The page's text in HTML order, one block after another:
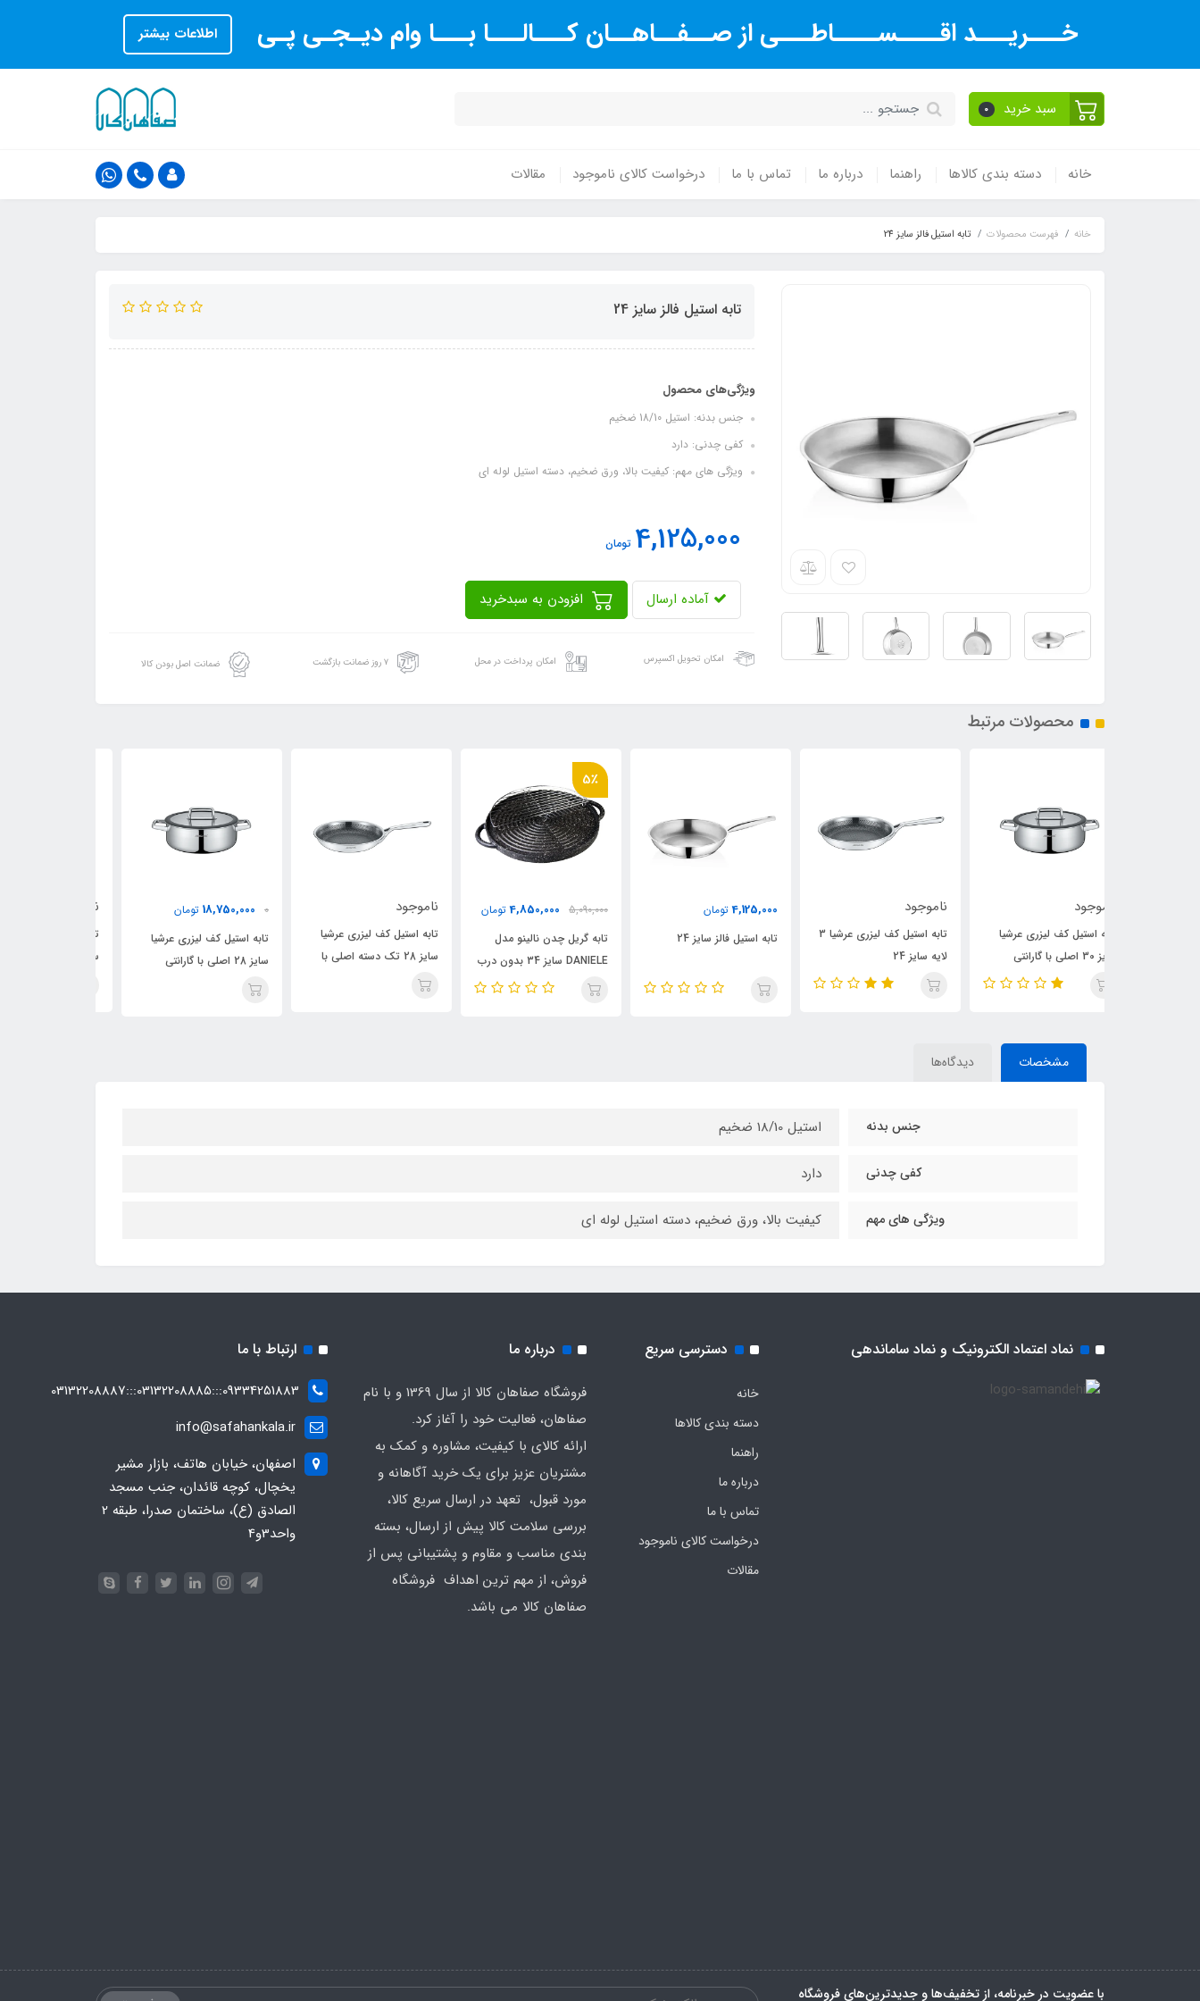
خـــریـــد اقــــســــاطـــی از صــفــاهــان کـــالـــا بـــا وام دیـجـی پـی اطلاعات بیشتر
سبد خرید 0
خانه دسته بندی کالاها راهنما درباره ما تماس با ما درخواست کالای ناموجود مقالات
خانه فهرست محصولات تابه استیل فالز سایز 24
تابه استیل فالز سایز 24
ویژگی‌های محصول
جنس بدنه: استیل 18/10 ضخیم
کفی چدنی: دارد
ویژگی های مهم: کیفیت بالا، ورق ضخیم، دسته استیل لوله ای
4,125,000 تومان
آماده ارسال
امکان تحویل اکسپرس امکان پرداخت در محل ۷ روز ضمانت بازگشت ضمانت اصل بودن کالا
محصولات مرتبط
ناموجود
لایه سایز 24
4,125,000
تابه استیل فالز سایز 24
5,090,000
تابه گریل چدن نالینو مدل
ناموجود
تابه استیل کف لیزری عرشیا
سایز 28 تک دسته اصلی با
0
18,750,000
تابه استیل کف لیزری عرشیا
سایز 28 اصلی با گارانتی
ناموجود
تابه استیل کف لیزری عرشیا
سایز 30 اصلی با گارانتی
مشخصات دیدگاه‌ها
جنس بدنه استیل 18/10 ضخیم
کفی چدنی دارد
ویژگی های مهم کیفیت بالا، ورق ضخیم، دسته استیل لوله ای
نماد اعتماد الکترونیک و نماد ساماندهی دسترسی سریع
خانه
دسته بندی کالاها
راهنما
درباره ما
تماس با ما
درخواست کالای ناموجود
مقالات
درباره ما
فروشگاه صفاهان کالا از سال 1369 و با نام
صفاهان، فعالیت خود را آغاز کرد.
ارائه کالای با کیفیت، مشاوره و کمک به
مشتریان عزیز برای یک خرید آگاهانه و
مورد قبول، تعهد در ارسال سریع کالا،
بررسی سلامت کالا پیش از ارسال، بسته
بندی مناسب و مقاوم و پشتیبانی پس از
فروش، از مهم ترین اهداف فروشگاه
صفاهان کالا می باشد.
ارتباط با ما
09334251883:::03132208885:::03132208887
info@safahankala.ir
اصفهان، خیابان هاتف، بازار مشیر
یخچال، کوچه قائدان، جنب مسجد
الصادق (ع)، ساختمان صدرا، طبقه 2
واحد3و4
با عضویت در خبرنامه، از تخفیف‌ها و جدیدترین‌های فروشگاه